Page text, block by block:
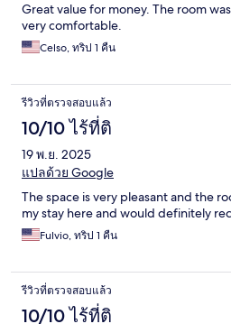
Great value for money. The room
very comfortable.
Celso, ทริป 1 คืน
รีวิวที่ตรวจสอบแล้ว
10/10 ไร้ที่ติ
19 พ.ย. 2025
แปลด้วย Google
The space is very pleasant and the
my stay here and would definitely
Fulvio, ทริป 1 คืน
รีวิวที่ตรวจสอบแล้ว
10/10 ไร้ที่ติ